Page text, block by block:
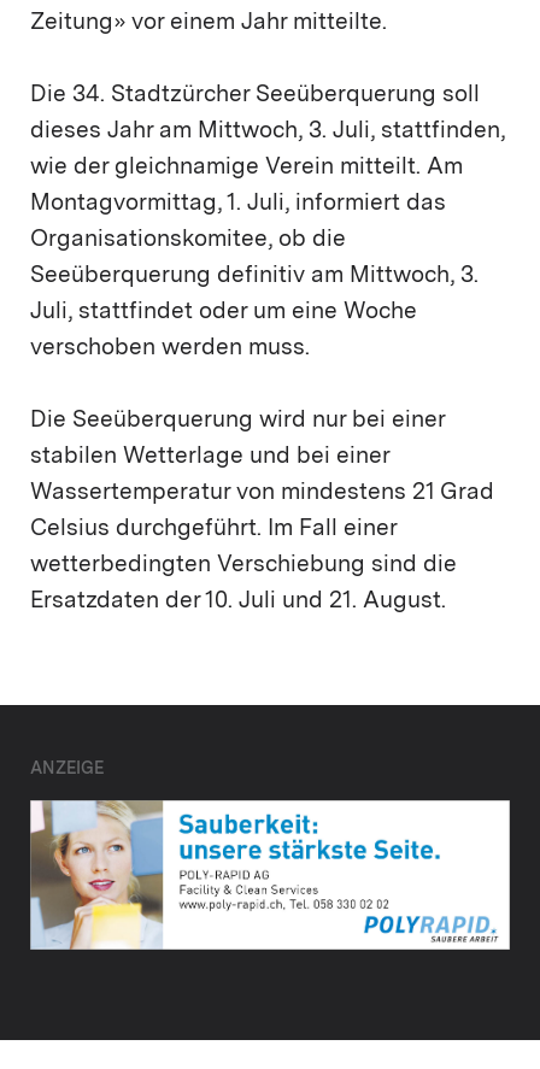
Zeitung» vor einem Jahr mitteilte.
Die 34. Stadtzürcher Seeüberquerung soll
dieses Jahr am Mittwoch, 3. Juli, stattfinden,
wie der gleichnamige Verein mitteilt. Am
Montagvormittag, 1. Juli, informiert das
Organisationskomitee, ob die
Seeüberquerung definitiv am Mittwoch, 3.
Juli, stattfindet oder um eine Woche
verschoben werden muss.
Die Seeüberquerung wird nur bei einer
stabilen Wetterlage und bei einer
Wassertemperatur von mindestens 21 Grad
Celsius durchgeführt. Im Fall einer
wetterbedingten Verschiebung sind die
Ersatzdaten der 10. Juli und 21. August.
ANZEIGE